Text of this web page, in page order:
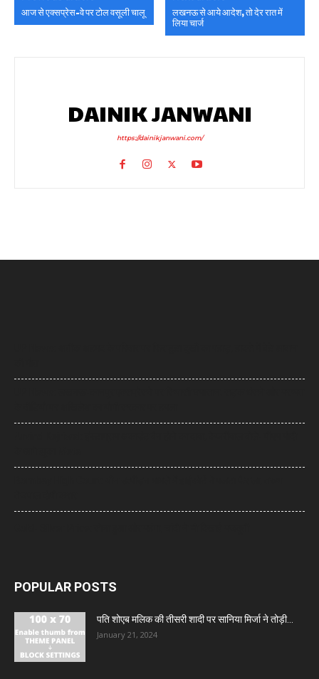
आज से एक्सप्रेस-वे पर टोल वसूली चालू
लखनऊ से आये आदेश, तो देर रात में
लिया चार्ज
DAINIK JANWANI
https://dainikjanwani.com/
POPULAR POSTS
पति शोएब मलिक की तीसरी शादी पर सानिया मिर्जा ने तोड़ी...
January 21, 2024